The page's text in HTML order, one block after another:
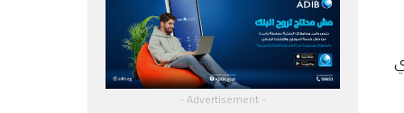
- Advertisement -